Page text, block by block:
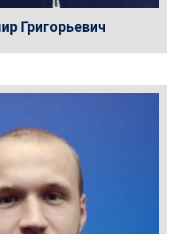
Григорьевич